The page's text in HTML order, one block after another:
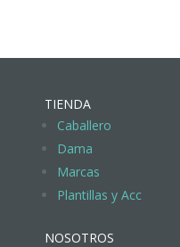
TIENDA
Caballero
Dama
Marcas
Plantillas y Acc
NOSOTROS